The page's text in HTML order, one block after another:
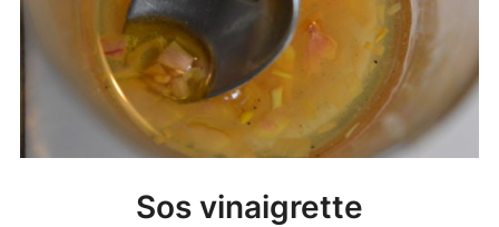
Sos vinaigrette